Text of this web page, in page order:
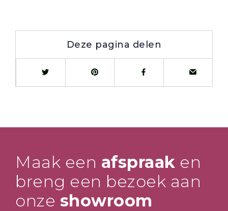
Deze pagina delen
Maak een afspraak en
breng een bezoek aan
onze showroom